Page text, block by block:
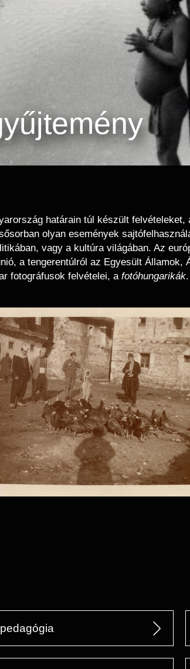
határain túl készült
olyan események
vagy a kultúra világában. Az
a tengerentúlról az Egyesült Államok,
fotográfusok felvételei, a fotóhungarikák.